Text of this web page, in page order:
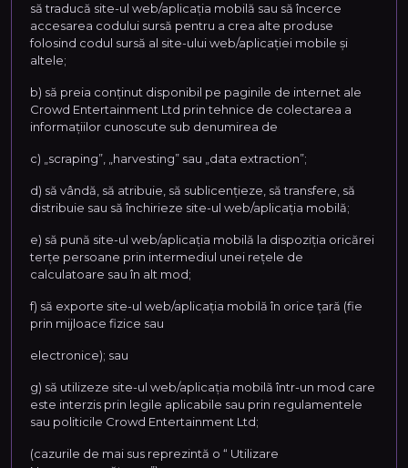
să traducă site-ul web/aplicația mobilă sau să încerce
accesarea codului sursă pentru a crea alte produse
folosind codul sursă al site-ului web/aplicației mobile și
altele;
b) să preia conținut disponibil pe paginile de internet ale
Crowd Entertainment Ltd prin tehnice de colectarea a
informațiilor cunoscute sub denumirea de
c) „scraping”, „harvesting” sau „data extraction”;
d) să vândă, să atribuie, să sublicențieze, să transfere, să
distribuie sau să închirieze site-ul web/aplicația mobilă;
e) să pună site-ul web/aplicația mobilă la dispoziția oricărei
terțe persoane prin intermediul unei rețele de
calculatoare sau în alt mod;
f) să exporte site-ul web/aplicația mobilă în orice țară (fie
prin mijloace fizice sau
electronice); sau
g) să utilizeze site-ul web/aplicația mobilă într-un mod care
este interzis prin legile aplicabile sau prin regulamentele
sau politicile Crowd Entertainment Ltd;
(cazurile de mai sus reprezintă o “ Utilizare